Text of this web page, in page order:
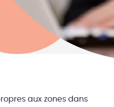
aux zones dans